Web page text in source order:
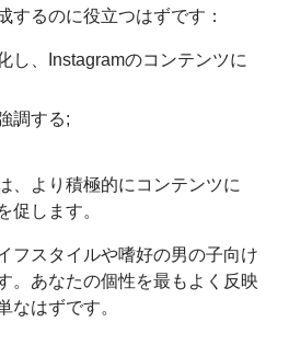
するのに役立つはずです：
し、Instagramのコンテンツに
調する;
、より積極的にコンテンツに
促します。
フスタイルや嗜好の男の子向け
。あなたの個性を最もよく反映
なはずです。